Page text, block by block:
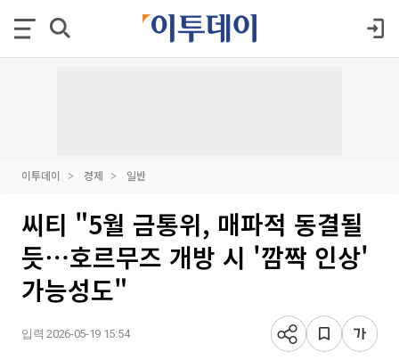
이투데이 경제 일반
씨티 "5월 금통위, 매파적 동결될
듯⋯호르무즈 개방 시 '깜짝 인상'
가능성도"
입력 2026-05-19 15:54